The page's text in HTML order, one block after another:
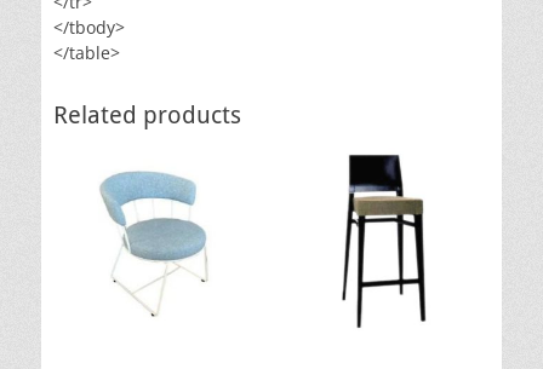
</tbody>
</table>
Related products